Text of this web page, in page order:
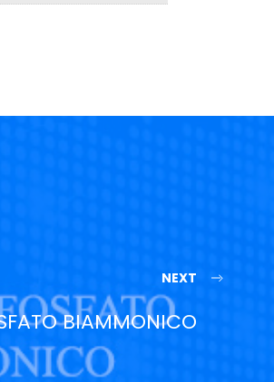
NEXT
BIAMMONICO